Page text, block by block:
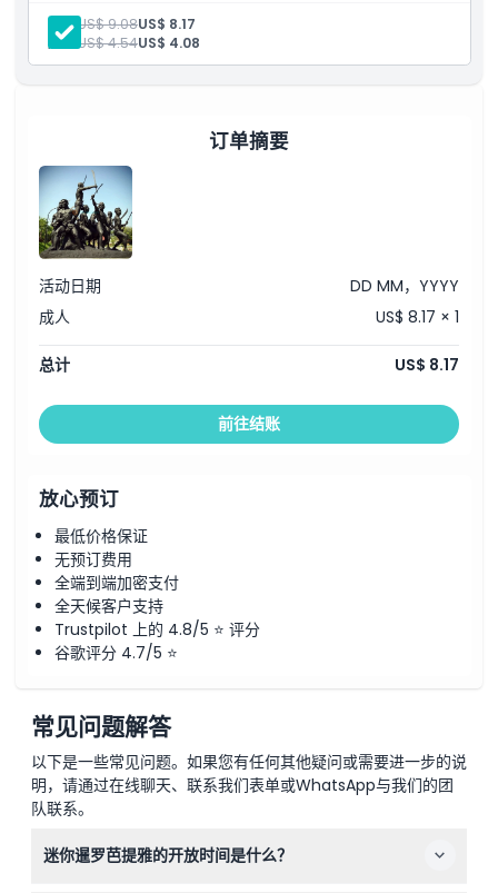
排除项
需要了解的事项
位置
如何到达那里
如何兑换
取消政策
成人: US$ 9.08US$ 8.17
儿童:
US$ 4.54US$ 4.08
订单摘要
活动日期
DD MM，YYYY
成人
US$ 8.17 × 1
总计 US$ 8.17
前往结账
放心预订
最低价格保证
无预订费用
全端到端加密支付
全天候客户支持
Trustpilot 上的 4.8/5 ⭐ 评分
谷歌评分 4.7/5 ⭐
常见问题解答
以下是一些常见问题。如果您有任何其他疑问或需要进一步的说
明，请通过在线聊天、联系我们表单或WhatsApp与我们的团
队联系。
迷你暹罗芭提雅的开放时间是什么？